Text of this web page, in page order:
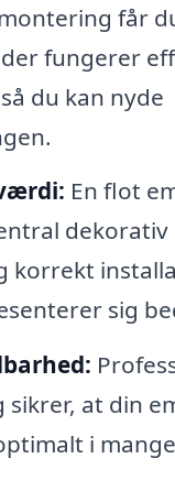
får
fungerer
du kan nyde
En flot
dekorativ
korrekt
sig
sikrer, at din
i